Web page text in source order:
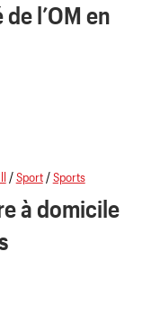
l’OM en
/Sport/Sports
à domicile